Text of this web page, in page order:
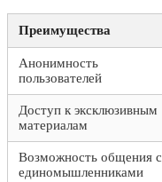
Преимущества
Анонимность
пользователей
Доступ к эксклюзивным
материалам
Возможность общения с
единомышленниками